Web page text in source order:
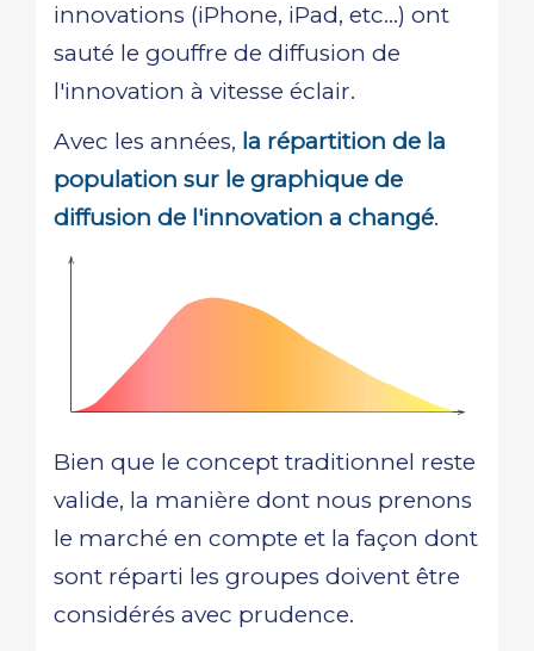
innovations (iPhone, iPad, etc...) ont
sauté le gouffre de diffusion de
l'innovation à vitesse éclair.
Avec les années, la répartition de la
population sur le graphique de
diffusion de l'innovation a changé.
Bien que le concept traditionnel reste
valide, la manière dont nous prenons
le marché en compte et la façon dont
sont réparti les groupes doivent être
considérés avec prudence.